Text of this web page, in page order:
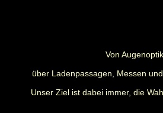
Von
über Ladenpassagen, Messen
Unser Ziel ist dabei immer, die